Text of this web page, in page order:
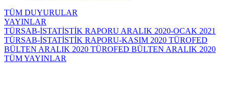
TÜM DUYURULAR
YAYINLAR
TÜRSAB-İSTATİSTİK RAPORU ARALIK 2020-OCAK 2021
TÜRSAB-İSTATİSTİK RAPORU-KASIM 2020 TÜROFED
BÜLTEN ARALIK 2020 TÜROFED BÜLTEN ARALIK 2020
TÜM YAYINLAR